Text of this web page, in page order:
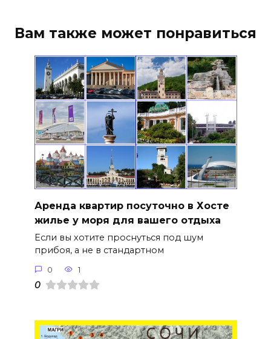
Вам также может понравиться
Аренда квартир посуточно в Хосте
жилье у моря для вашего отдыха
Если вы хотите проснуться под шум
прибоя, а не в стандартном
0 1
0